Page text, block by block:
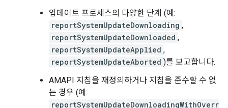
업데이트 프로세스의 다양한 단계 (예:
reportSystemUpdateDownloading ,
reportSystemUpdateDownloaded ,
reportSystemUpdateApplied ,
reportSystemUpdateAborted )를 보고합니다.
AMAPI 지침을 재정의하거나 지침을 준수할 수 없
는 경우 (예:
reportSystemUpdateDownloadingWithOverr